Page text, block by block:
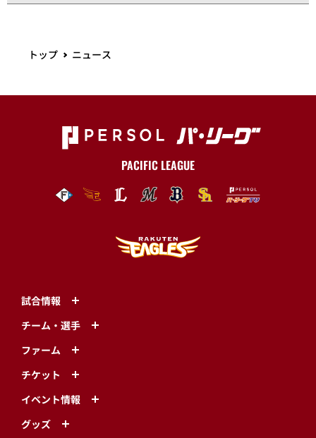
トップ ニュース
PACIFIC LEAGUE
試合情報
チーム・選手
ファーム
チケット
イベント情報
グッズ